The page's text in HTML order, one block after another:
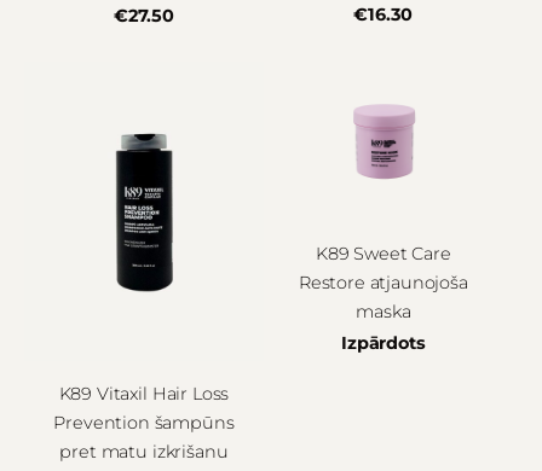
€27.50
€16.30
K89 Vitaxil Hair Loss
Prevention šampūns
pret matu izkrišanu
K89 Sweet Care
Restore atjaunojoša
maska
Izpārdots